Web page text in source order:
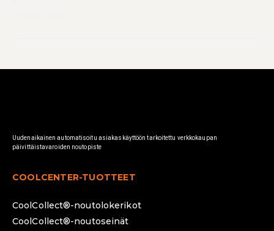
Uudenaikainen automatisoitu asiakaskäyttöön tarkoitettu verkkokaupan
päivittäistavaroiden noutopiste
COOLCENTER-TUOTTEET
CoolCollect®-noutolokerikot
CoolCollect®-noutoseinät